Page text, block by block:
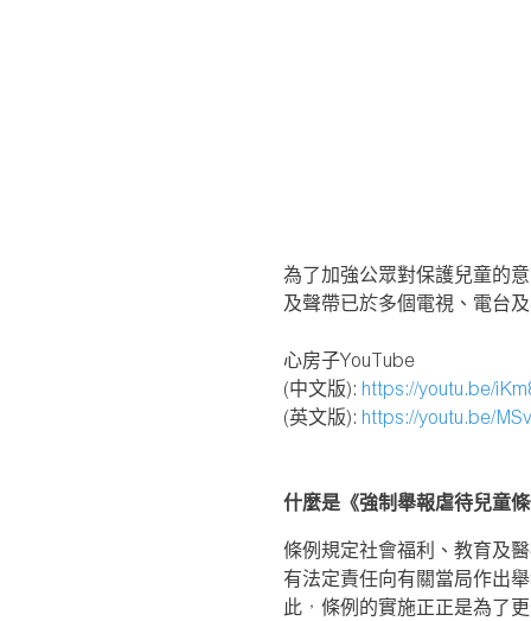
為了加強公眾對保護兒童的
及聲帶已於多個電視、電台
心房子YouTube
(中文版): https://youtu.be/
(英文版): https://youtu.be/
什麼是《強制舉報虐待兒童
條例規定社會福利、教育及
有法定責任向有關當局作出
此，條例的實施正正是為了